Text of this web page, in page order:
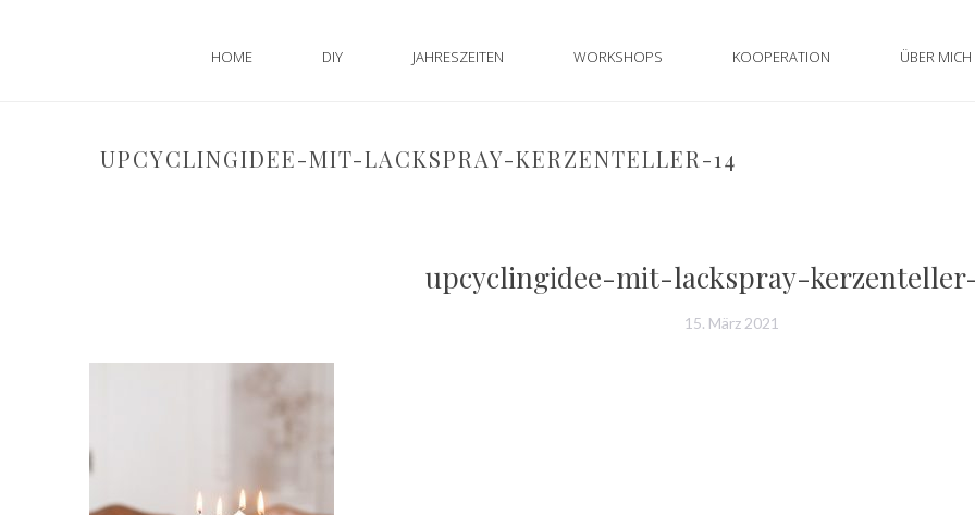
HOME DIY JAHRESZEITEN WORKSHOPS KOOPERATION ÜBER
UPCYCLINGIDEE-MIT-LACKSPRAY-KERZENTELLER-14
upcyclingidee-mit-lackspray-
15. März 2021